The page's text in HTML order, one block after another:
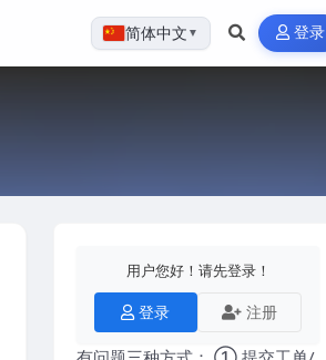
简体中文 ▼ 登录
用户您好！请先登录！
登录 注册